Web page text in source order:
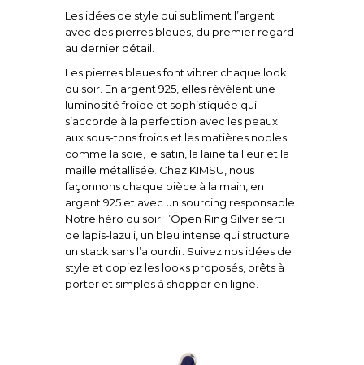
Les idées de style qui subliment l’argent
avec des pierres bleues, du premier regard
au dernier détail.
Les pierres bleues font vibrer chaque look
du soir. En argent 925, elles révèlent une
luminosité froide et sophistiquée qui
s’accorde à la perfection avec les peaux
aux sous-tons froids et les matières nobles
comme la soie, le satin, la laine tailleur et la
maille métallisée. Chez KIMSU, nous
façonnons chaque pièce à la main, en
argent 925 et avec un sourcing responsable.
Notre héro du soir: l’Open Ring Silver serti
de lapis-lazuli, un bleu intense qui structure
un stack sans l’alourdir. Suivez nos idées de
style et copiez les looks proposés, prêts à
porter et simples à shopper en ligne.